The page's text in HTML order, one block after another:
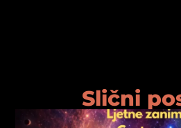
Slični